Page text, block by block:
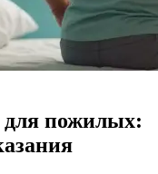
для пожилых: